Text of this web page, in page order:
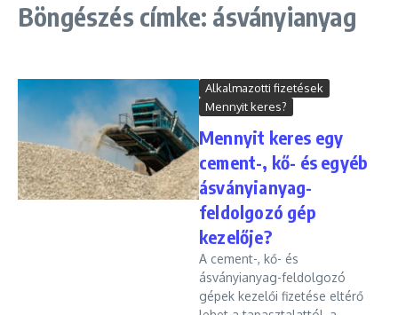
Böngészés címke: ásványianyag
Alkalmazotti fizetések
Mennyit keres?
Mennyit keres egy
cement-, kő- és egyéb
ásványianyag-
feldolgozó gép
kezelője?
A cement-, kő- és
ásványianyag-feldolgozó
gépek kezelői fizetése eltérő